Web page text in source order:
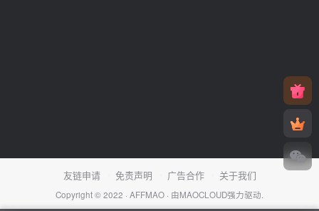
友链申请 免责声明 广告合作 关于我们
Copyright © 2022 · AFFMAO · 由MAOCLOUD强力驱动.